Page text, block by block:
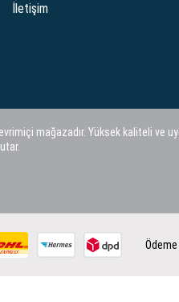
İletişim
mağazadır. Yüksek kaliteli ve